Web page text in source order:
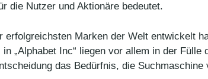
die Nutzer und Aktionäre bedeutet.
Marken der Welt entwickelt
„Alphabet Inc“ liegen vor allem in der Fülle
das Bedürfnis, die Suchmaschine